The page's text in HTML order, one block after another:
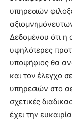
υπηρεσιών
Δεδομένου ότι η
υψηλότερες
υποψήφιος θα
και τον έλεγχο
υπηρεσιών στο
σχετικές
έχει την